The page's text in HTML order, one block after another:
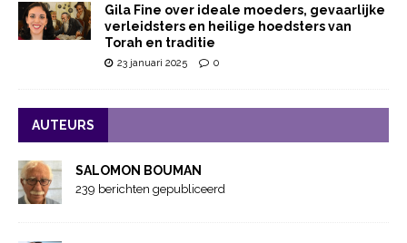
Gila Fine over ideale moeders, gevaarlijke
verleidsters en heilige hoedsters van
Torah en traditie
23 januari 2025 0
AUTEURS
SALOMON BOUMAN
239 berichten gepubliceerd